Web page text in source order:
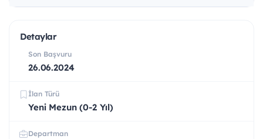
Detaylar
Son Başvuru
26.06.2024
İlan Türü
Yeni Mezun (0-2 Yıl)
Departman